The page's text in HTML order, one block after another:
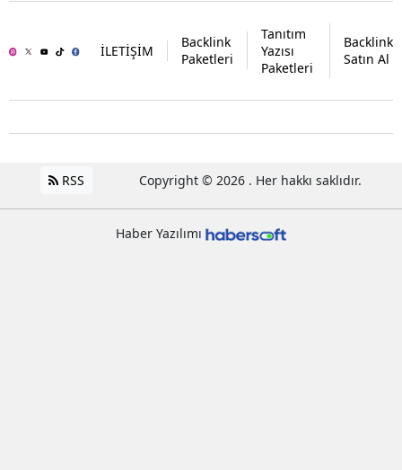
İLETİŞİM
Backlink
Paketleri
Tanıtım
Yazısı
Paketleri
Backlink
Satın Al
RSS Copyright © 2026 . Her hakkı saklıdır.
Haber Yazılımı